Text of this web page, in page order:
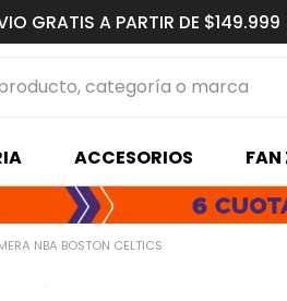
GRATIS A PARTIR DE
categoría o marca
ACCESORIOS FAN
NBA BOSTON CELTICS